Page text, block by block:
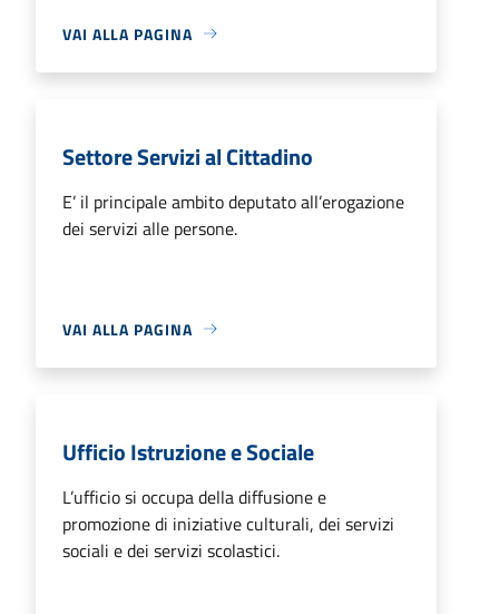
VAI ALLA PAGINA
Settore Servizi al Cittadino
E’ il principale ambito deputato all’erogazione
dei servizi alle persone.
VAI ALLA PAGINA
Ufficio Istruzione e Sociale
L’ufficio si occupa della diffusione e
promozione di iniziative culturali, dei servizi
sociali e dei servizi scolastici.